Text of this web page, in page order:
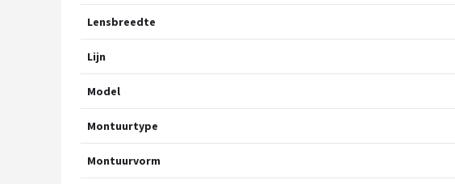
Lensbreedte
Lijn
Model
Montuurtype
Montuurvorm